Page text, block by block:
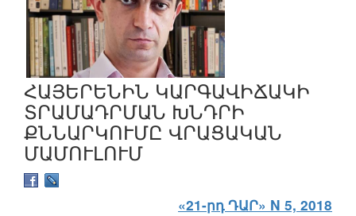
ՀԱՅԵՐԵՆԻՆ ԿԱՐԳԱՎԻՃԱԿԻ
ՏՐԱՄԱԴՐՄԱՆ ԽՆԴՐԻ
ՔՆՆԱՐԿՈՒՄԸ ՎՐԱՑԱԿԱՆ
ՄԱՄՈՒԼՈՒՄ
«21-րդ ԴԱՐ» N 5, 2018